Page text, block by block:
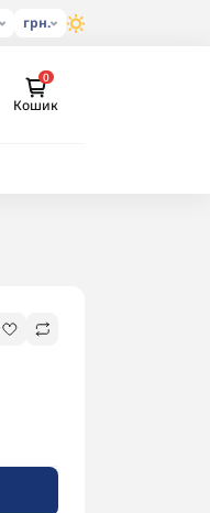
грн.
0
Кошик